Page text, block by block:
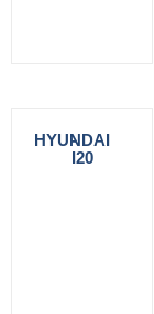
HYUNDAI
-
I20